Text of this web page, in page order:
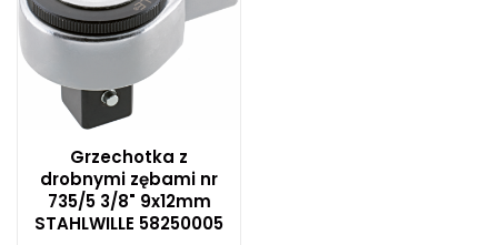
Grzechotka z
drobnymi zębami nr
735/5 3/8" 9x12mm
STAHLWILLE 58250005